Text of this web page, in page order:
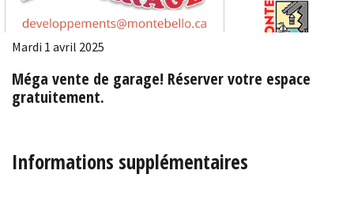
Mardi 1 avril 2025
Méga vente de garage! Réserver votre espace
gratuitement.
Informations supplémentaires